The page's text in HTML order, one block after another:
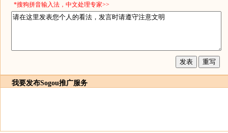
*搜狗拼音输入法，中文处理专家>>
我要发布Sogou推广服务